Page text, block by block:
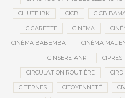
CHUTE IBK CICB CICB
CIGARETTE CINEMA
CINÉMA BABEMBA CINÉMA
CINSERE-ANR CIPRES
CIRCULATION ROUTIÈRE CIRDI
CITERNES CITOYENNETÉ